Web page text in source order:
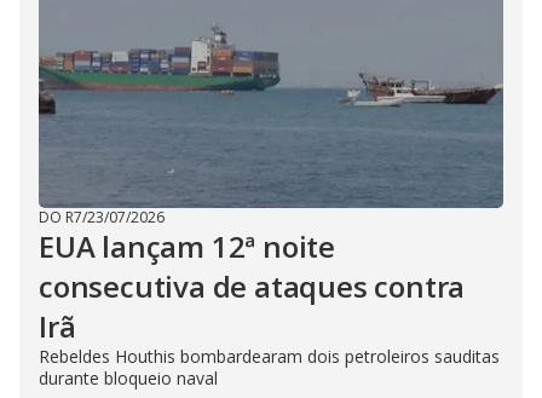
DO R7/23/07/2026
EUA lançam 12ª noite
consecutiva de ataques contra
Irã
Rebeldes Houthis bombardearam dois petroleiros sauditas
durante bloqueio naval